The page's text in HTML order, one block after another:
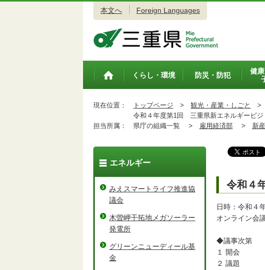
本文へ Foreign Languages
トップペ
くらし・環境 防災・防犯
健
現在位置： トップページ > 観光・産業・しごと >
令和４年度第1回 三重県新エネルギービジ
担当所属：
県庁の組織一覧 > 雇用経済部 > 新
令和４
日時：令和４
オンライン会
◆議事次第
１ 開会
２ 議題
エネルギー
みえスマートライフ推進協
議会
木曽岬干拓地メガソーラー
発電所
グリーンニューディール基
金